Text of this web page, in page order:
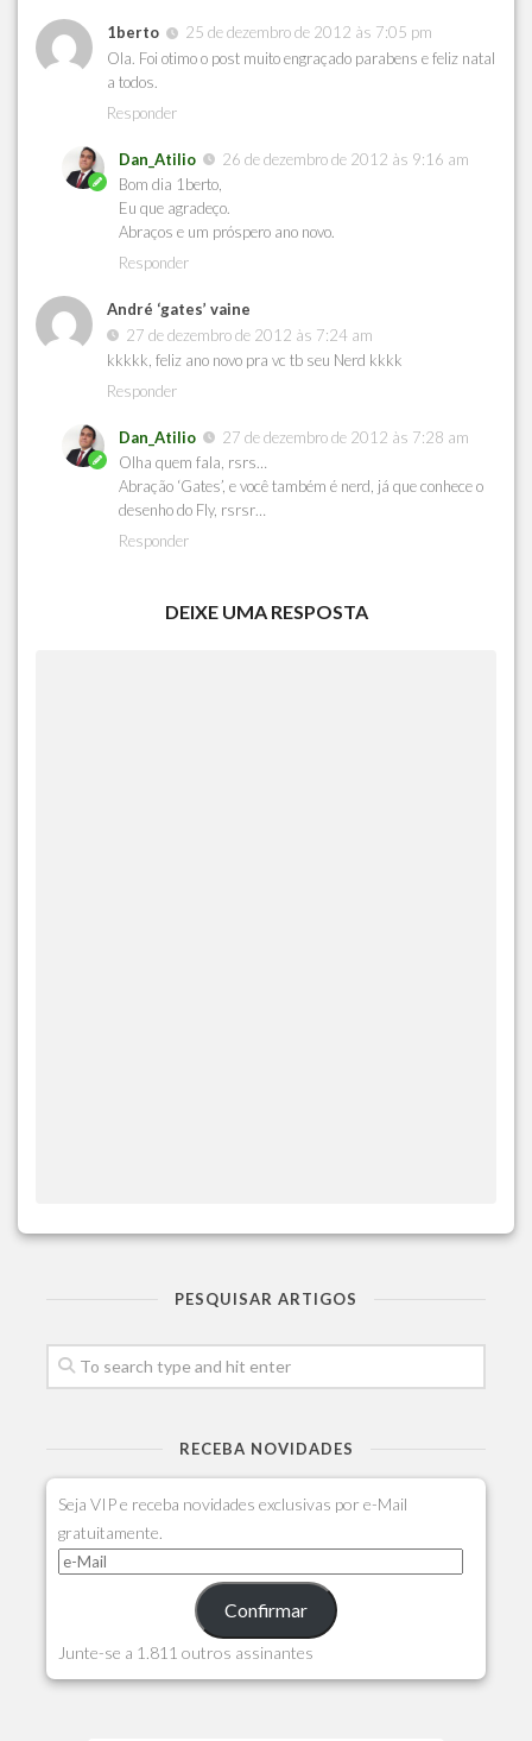
1berto
25 de dezembro de 2012 às 7:05 pm
Ola. Foi otimo o post muito engraçado parabens e feliz natal
a todos.
Responder
Dan_Atilio
26 de dezembro de 2012 às 9:16 am
Bom dia 1berto,
Eu que agradeço.
Abraços e um próspero ano novo.
Responder
André ‘gates’ vaine
27 de dezembro de 2012 às 7:24 am
kkkkk, feliz ano novo pra vc tb seu Nerd kkkk
Responder
Dan_Atilio
27 de dezembro de 2012 às 7:28 am
Olha quem fala, rsrs…
Abração ‘Gates’, e você também é nerd, já que conhece o
desenho do Fly, rsrsr…
Responder
DEIXE UMA RESPOSTA
PESQUISAR ARTIGOS
RECEBA NOVIDADES
Seja VIP e receba novidades exclusivas por e-Mail
gratuitamente.
Confirmar
Junte-se a 1.811 outros assinantes